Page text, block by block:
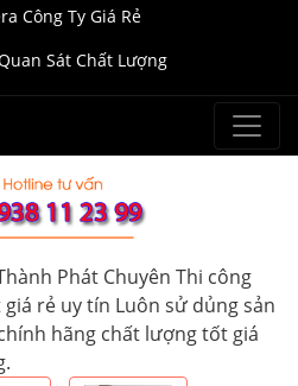
Công Ty Giá Rẻ
Sát Chất Lượng
Phát Chuyên Thi công
rẻ uy tín Luôn sử dủng sản
hãng chất lượng tốt giá